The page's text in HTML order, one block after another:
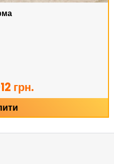
грн.